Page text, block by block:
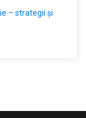
– strategii și